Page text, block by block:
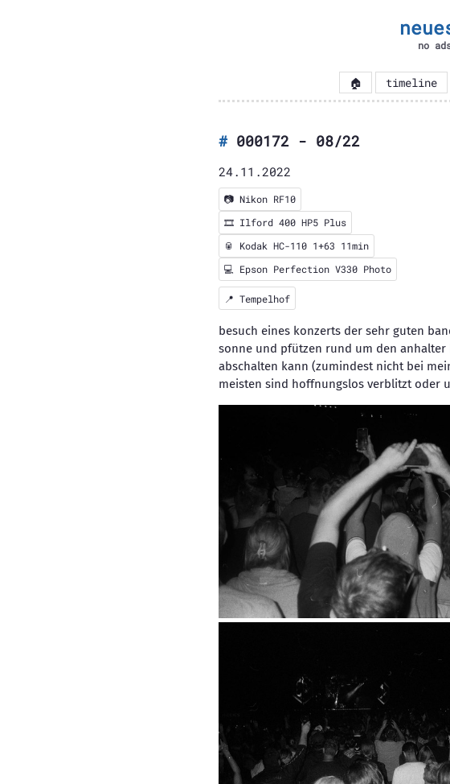
no
🏠 timeline
000172 - 08/22
24.11.2022
📷 Nikon RF10
🎞️ Ilford 400 HP5 Plus
🥫 Kodak HC-110 1+63 11min
💻 Epson Perfection V330 Photo
📍 Tempelhof
besuch eines konzerts der sehr guten
sonne und pfützen rund um den
abschalten kann (zumindest nicht bei
meisten sind hoffnungslos verblitzt oder